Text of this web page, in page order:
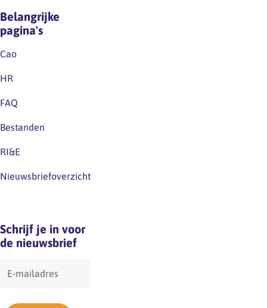
Belangrijke
pagina's
Cao
HR
FAQ
Bestanden
RI&E
Nieuwsbriefoverzicht
Schrijf je in voor
de nieuwsbrief
mailadres